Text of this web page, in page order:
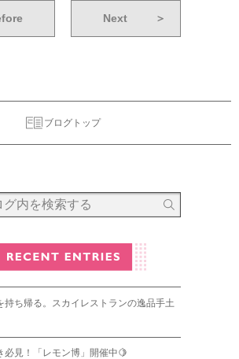
Next ＞
ブログトップ
持ち帰る。スカイレストランの逸品手土
必見！「レモン博」開催中🍋